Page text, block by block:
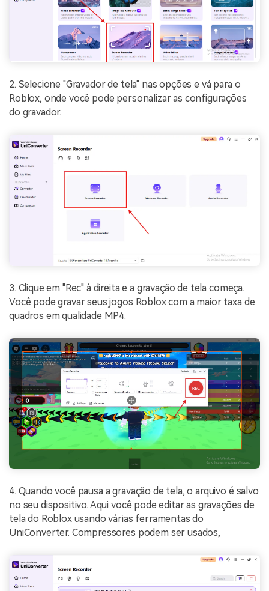
2. Selecione "Gravador de tela" nas opções e vá para o
Roblox, onde você pode personalizar as configurações
do gravador.
3. Clique em "Rec" à direita e a gravação de tela começa.
Você pode gravar seus jogos Roblox com a maior taxa de
quadros em qualidade MP4.
4. Quando você pausa a gravação de tela, o arquivo é salvo
no seu dispositivo. Aqui você pode editar as gravações de
tela do Roblox usando várias ferramentas do
UniConverter. Compressores podem ser usados,